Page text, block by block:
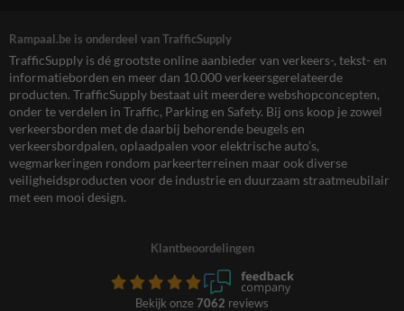
Rampaal.be is onderdeel van TrafficSupply
TrafficSupply is dé grootste online aanbieder van verkeers-, tekst- en
informatieborden en meer dan 10.000 verkeersgerelateerde
producten. TrafficSupply bestaat uit meerdere webshopconcepten,
onder te verdelen in Traffic, Parking en Safety. Bij ons koop je zowel
verkeersborden met de daarbij behorende beugels en
verkeersbordpalen, oplaadpalen voor elektrische auto’s,
wegmarkeringen rondom parkeerterreinen maar ook diverse
veiligheidsproducten voor de industrie en duurzaam straatmeubilair
met een mooi design.
Klantbeoordelingen
Bekijk onze 7062 reviews